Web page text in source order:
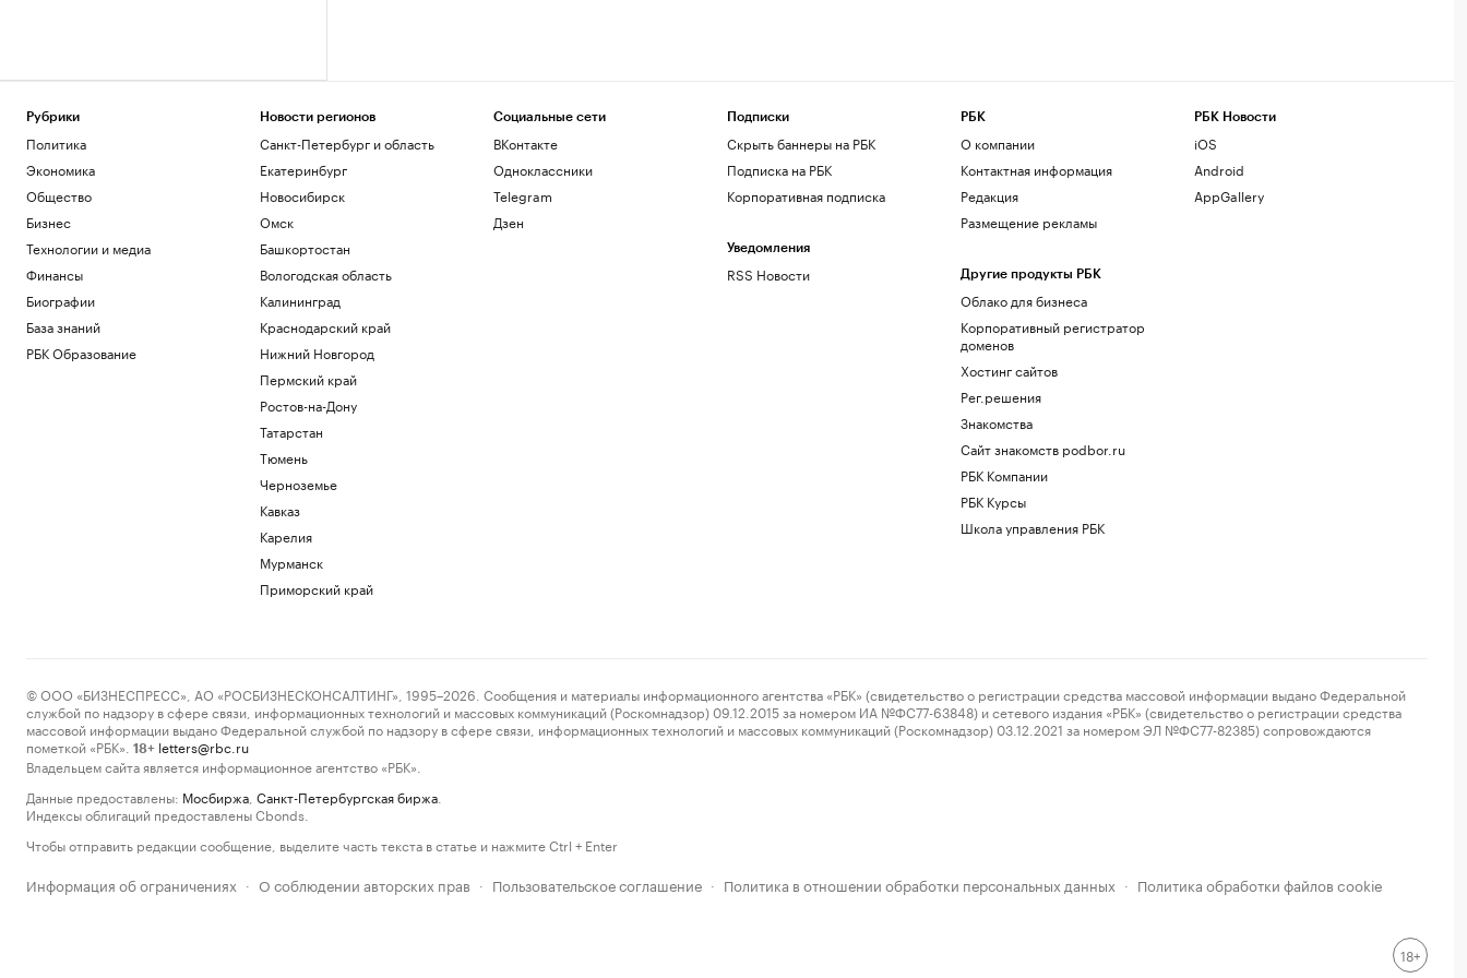
Рубрики
Политика
Экономика
Общество
Бизнес
Технологии и медиа
Финансы
Биографии
База знаний
РБК Образование
Новости регионов
Санкт-Петербург и область
Екатеринбург
Новосибирск
Омск
Башкортостан
Вологодская область
Калининград
Краснодарский край
Нижний Новгород
Пермский край
Ростов-на-Дону
Татарстан
Тюмень
Черноземье
Кавказ
Карелия
Мурманск
Приморский край
Социальные сети
ВКонтакте
Одноклассники
Telegram
Дзен
Подписки
Скрыть баннеры на РБК
Подписка на РБК
Корпоративная подписка
Уведомления
RSS Новости
РБК
О компании
Контактная информация
Редакция
Размещение рекламы
Другие продукты РБК
Облако для бизнеса
Корпоративный регистратор
доменов
Хостинг сайтов
Рег.решения
Знакомства
Сайт знакомств podbor.ru
РБК Компании
РБК Курсы
Школа управления РБК
РБК Новости
iOS
Android
AppGallery
© ООО «БИЗНЕСПРЕСС», АО «РОСБИЗНЕСКОНСАЛТИНГ», 1995–2026. Сообщения и материалы информационного агентства «РБК» (свидетельство о регистрации средства массовой информации выдано Федеральной
службой по надзору в сфере связи, информационных технологий и массовых коммуникаций (Роскомнадзор) 09.12.2015 за номером ИА №ФС77-63848) и сетевого издания «РБК» (свидетельство о регистрации средства
массовой информации выдано Федеральной службой по надзору в сфере связи, информационных технологий и массовых коммуникаций (Роскомнадзор) 03.12.2021 за номером ЭЛ №ФС77-82385) сопровождаются
пометкой «РБК».
18+ letters@rbc.ru
Владельцем сайта является информационное агентство «РБК».
Данные предоставлены: Мосбиржа Санкт-Петербургская биржа
Индексы облигаций предоставлены Cbonds.
Чтобы отправить редакции сообщение, выделите часть текста в статье и нажмите Ctrl + Enter
Информация об ограничениях · О соблюдении авторских прав · Пользовательское соглашение · Политика в отношении обработки персональных данных · Политика обработки файлов cookie
18+